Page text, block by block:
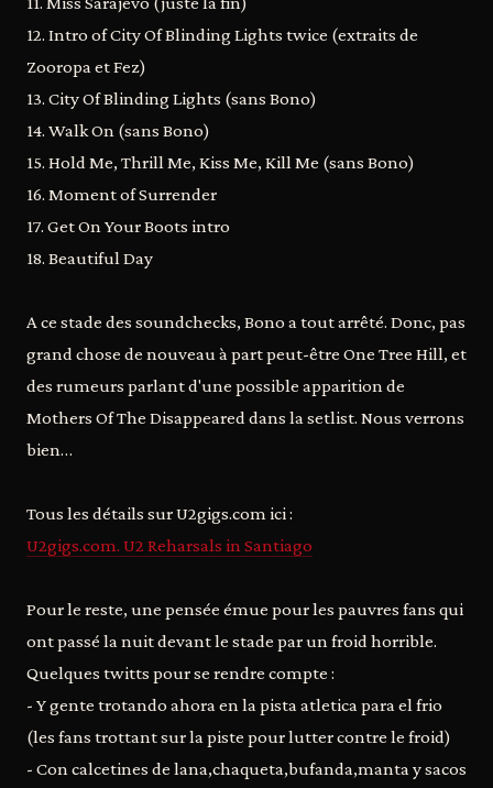
12. Intro of City Of Blinding Lights twice (extraits de
Zooropa et Fez)
13. City Of Blinding Lights (sans Bono)
14. Walk On (sans Bono)
15. Hold Me, Thrill Me, Kiss Me, Kill Me (sans Bono)
16. Moment of Surrender
17. Get On Your Boots intro
18. Beautiful Day
A ce stade des soundchecks, Bono a tout arrêté. Donc, pas
grand chose de nouveau à part peut-être One Tree Hill, et
des rumeurs parlant d'une possible apparition de
Mothers Of The Disappeared dans la setlist. Nous verrons
bien…
Tous les détails sur U2gigs.com ici :
U2gigs.com. U2 Reharsals in Santiago
Pour le reste, une pensée émue pour les pauvres fans qui
ont passé la nuit devant le stade par un froid horrible.
Quelques twitts pour se rendre compte :
- Y gente trotando ahora en la pista atletica para el frio
(les fans trottant sur la piste pour lutter contre le froid)
- Con calcetines de lana,chaqueta,bufanda,manta y sacos